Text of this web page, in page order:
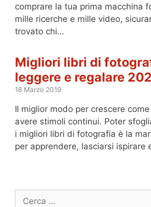
comprare la tua prima macchina
mille ricerche e mille video,
trovato chi…
Migliori libri di
leggere e regalare
18 Marzo 2019
Il miglior modo per crescere
avere stimoli continui. Poter
i migliori libri di fotografia è la
per apprendere, lasciarsi ispirare
Ricerca